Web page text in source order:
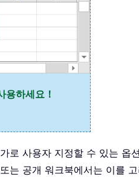
용하세요！
사용자 지정할 수 있는 옵
공개 워크북에서는 이를 고